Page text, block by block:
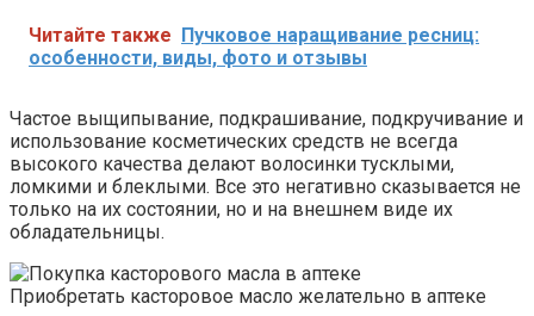
Читайте также
Пучковое наращивание ресниц:
особенности, виды, фото и отзывы
Частое выщипывание, подкрашивание, подкручивание и
использование косметических средств не всегда
высокого качества делают волосинки тусклыми,
ломкими и блеклыми. Все это негативно сказывается не
только на их состоянии, но и на внешнем виде их
обладательницы.
Приобретать касторовое масло желательно в аптеке